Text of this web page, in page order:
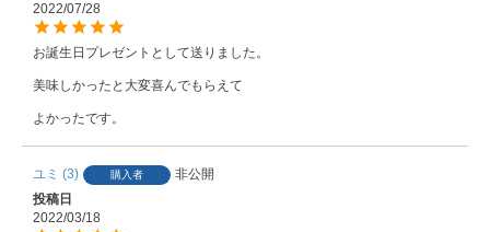
2022/07/28
お誕生日プレゼントとして送りました。
美味しかったと大変喜んでもらえて
ユミ 3 購入者
非公開
投稿日
2022/03/18